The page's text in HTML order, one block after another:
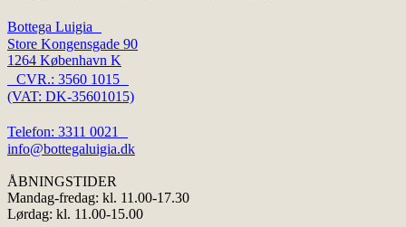
Bottega Luigia
Store Kongensgade 90
1264 København K
CVR.: 3560 1015
(VAT: DK-35601015)
Telefon: 3311 0021
info@bottegaluigia.dk
ÅBNINGSTIDER
Mandag-fredag: kl. 11.00-17.30
Lørdag: kl. 11.00-15.00